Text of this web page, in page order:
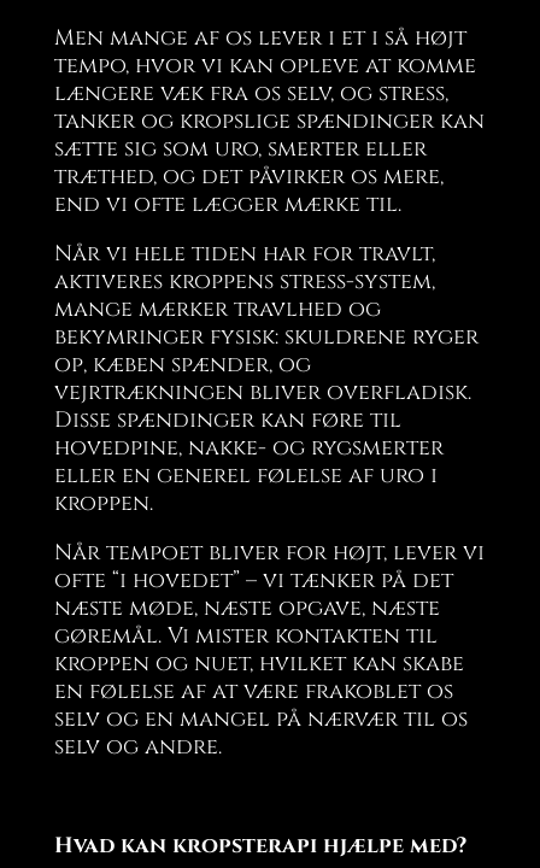
Men mange af os lever i et i så højt
tempo, hvor vi kan opleve at komme
længere væk fra os selv, og stress,
tanker og kropslige spændinger kan
sætte sig som uro, smerter eller
træthed, og det påvirker os mere,
end vi ofte lægger mærke til.
Når vi hele tiden har for travlt,
aktiveres kroppens stress-system,
mange mærker travlhed og
bekymringer fysisk: skuldrene ryger
op, kæben spænder, og
vejrtrækningen bliver overfladisk.
Disse spændinger kan føre til
hovedpine, nakke- og rygsmerter
eller en generel følelse af uro i
kroppen.
Når tempoet bliver for højt, lever vi
ofte “i hovedet” – vi tænker på det
næste møde, næste opgave, næste
gøremål. Vi mister kontakten til
kroppen og nuet, hvilket kan skabe
en følelse af at være frakoblet os
selv og en mangel på nærvær til os
selv og andre.
Hvad kan kropsterapi hjælpe med?